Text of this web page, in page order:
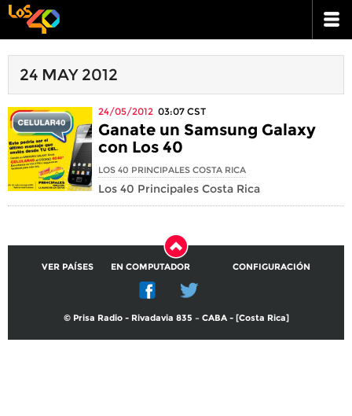
24 MAY 2012
24/05/2012 03:07 CST
Ganate un Samsung Galaxy
con Los 40
LOS 40 PRINCIPALES COSTA RICA
Los 40 Principales Costa Rica
VER PAÍSES EN COMPUTADOR CONFIGURACIÓN
© Prisa Radio - Rivadavia 835 – CABA - [Costa Rica]